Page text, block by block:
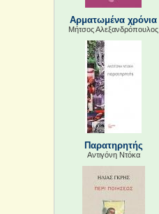
Αρματωμένα χρόνια
Μήτσος Αλεξανδρόπουλος
Παρατηρητής
Αντιγόνη Ντόκα